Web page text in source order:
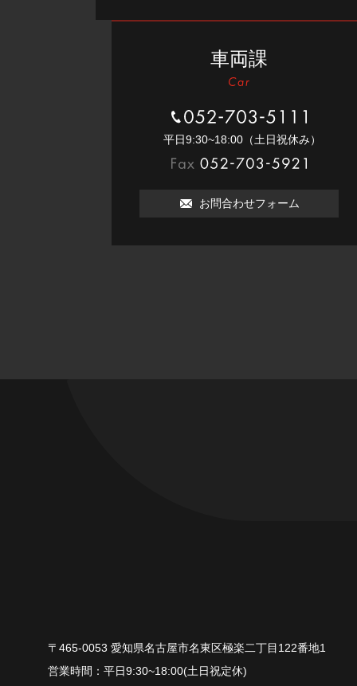
車両課
052-703-5111
平⽇9:30~18:00（⼟⽇祝休み）
お問合わせフォーム
〒465-0053 愛知県名古屋市名東区極楽二丁目122番地1
平⽇9:30~18:00(⼟⽇祝定休)